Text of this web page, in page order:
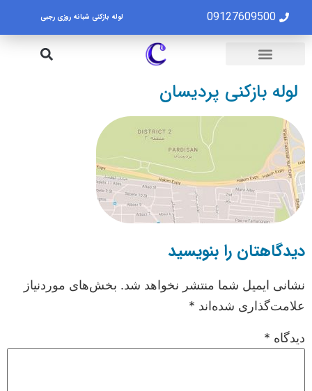
09127609500 لوله بازکنی شبانه روزی رجبی
لوله بازکنی پردیسان
دیدگاهتان را بنویسید
نشانی ایمیل شما منتشر نخواهد شد. بخش‌های موردنیاز
علامت‌گذاری شده‌اند *
دیدگاه *